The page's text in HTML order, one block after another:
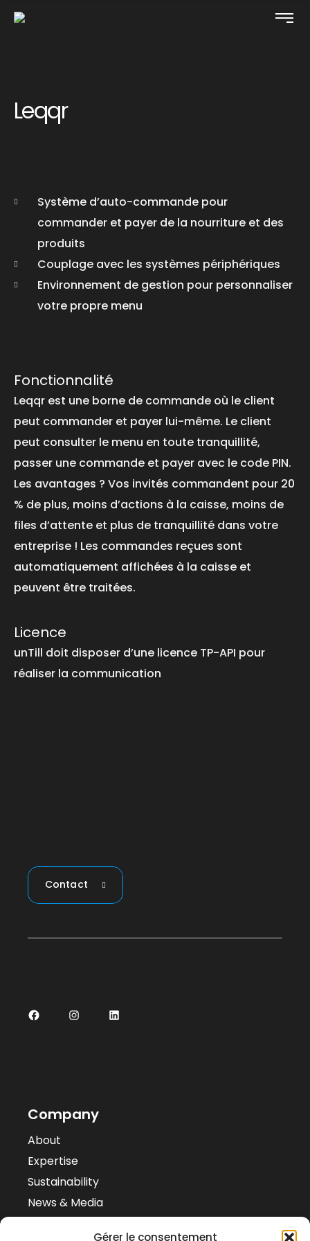
Gérer le consentement
Leqqr
Système d’auto-commande pour
commander et payer de la nourriture et des
produits
Couplage avec les systèmes périphériques
Environnement de gestion pour personnaliser
votre propre menu
Fonctionnalité
Leqqr est une borne de commande où le client
peut commander et payer lui-même. Le client
peut consulter le menu en toute tranquillité,
passer une commande et payer avec le code PIN.
Les avantages ? Vos invités commandent pour 20
% de plus, moins d’actions à la caisse, moins de
files d’attente et plus de tranquillité dans votre
entreprise ! Les commandes reçues sont
automatiquement affichées à la caisse et
peuvent être traitées.
Licence
unTill doit disposer d’une licence TP-API pour
réaliser la communication
Contact
Company
About
Expertise
Sustainability
News & Media